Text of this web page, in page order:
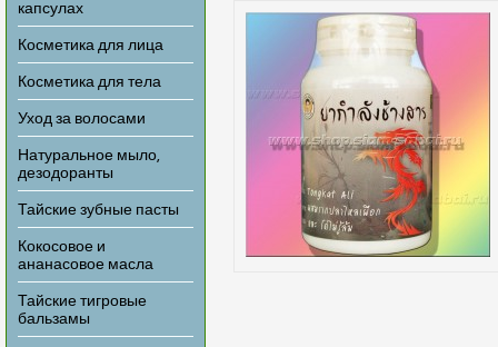
капсулах
Косметика для лица
Косметика для тела
Уход за волосами
Натуральное мыло,
дезодоранты
Тайские зубные пасты
Кокосовое и
ананасовое масла
Тайские тигровые
бальзамы